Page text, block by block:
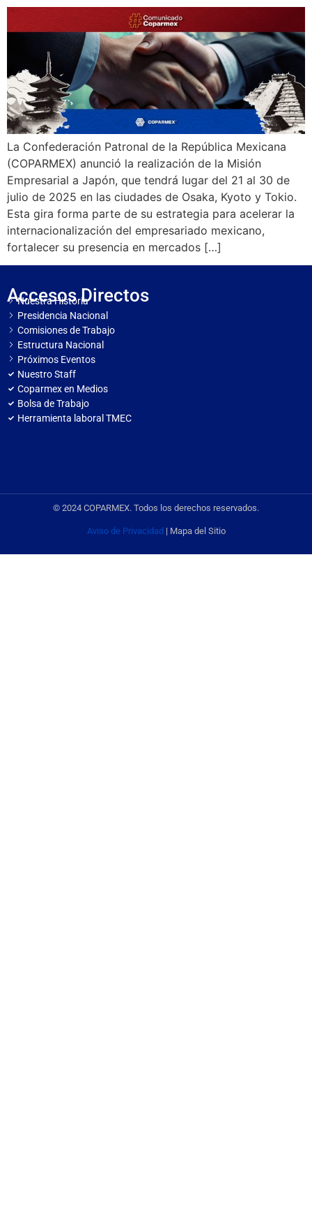
La Confederación Patronal de la República Mexicana
(COPARMEX) anunció la realización de la Misión
Empresarial a Japón, que tendrá lugar del 21 al 30 de
julio de 2025 en las ciudades de Osaka, Kyoto y Tokio.
Esta gira forma parte de su estrategia para acelerar la
internacionalización del empresariado mexicano,
fortalecer su presencia en mercados […]
Accesos Directos
Nuestra Historia
Presidencia Nacional
Comisiones de Trabajo
Estructura Nacional
Próximos Eventos
Nuestro Staff
Coparmex en Medios
Bolsa de Trabajo
Herramienta laboral TMEC
© 2024 COPARMEX. Todos los derechos reservados.
Aviso de Privacidad | Mapa del Sitio